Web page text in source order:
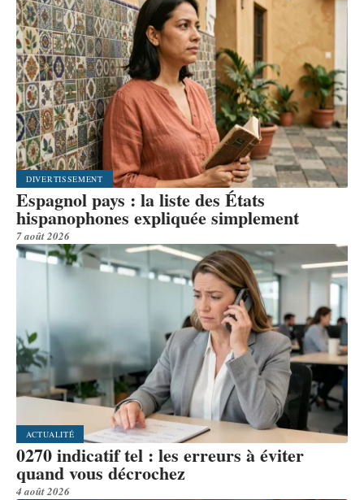
DIVERTISSEMENT
Espagnol pays : la liste des États
hispanophones expliquée simplement
7 août 2026
ACTUALITÉ
0270 indicatif tel : les erreurs à éviter
quand vous décrochez
4 août 2026